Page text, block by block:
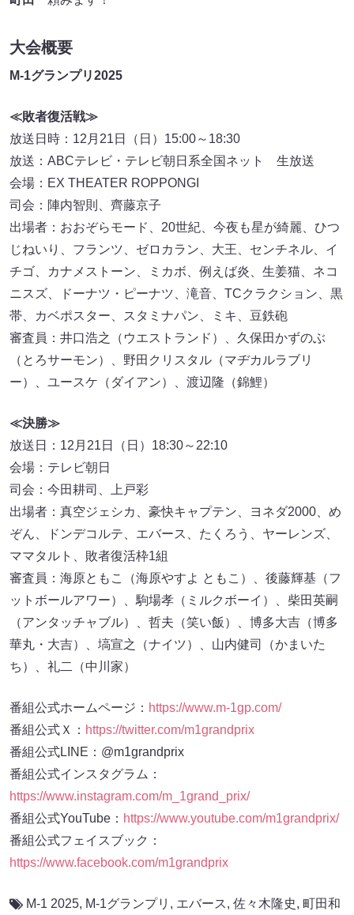
大会概要
M-1グランプリ2025
≪敗者復活戦≫
放送日時：12月21日（日）15:00～18:30
放送：ABCテレビ・テレビ朝日系全国ネット 生放送
会場：EX THEATER ROPPONGI
司会：陣内智則、齊藤京子
出場者：おおぞらモード、20世紀、今夜も星が綺麗、ひつ
じねいり、フランツ、ゼロカラン、大王、センチネル、イ
チゴ、カナメストーン、ミカボ、例えば炎、生姜猫、ネコ
ニスズ、ドーナツ・ピーナツ、滝音、TCクラクション、黒
帯、カベポスター、スタミナパン、ミキ、豆鉄砲
審査員：井口浩之（ウエストランド）、久保田かずのぶ
（とろサーモン）、野田クリスタル（マヂカルラブリ
ー）、ユースケ（ダイアン）、渡辺隆（錦鯉）
≪決勝≫
放送日：12月21日（日）18:30～22:10
会場：テレビ朝日
司会：今田耕司、上戸彩
出場者：真空ジェシカ、豪快キャプテン、ヨネダ2000、め
ぞん、ドンデコルテ、エバース、たくろう、ヤーレンズ、
ママタルト、敗者復活枠1組
審査員：海原ともこ（海原やすよ ともこ）、後藤輝基（フ
ットボールアワー）、駒場孝（ミルクボーイ）、柴田英嗣
（アンタッチャブル）、哲夫（笑い飯）、博多大吉（博多
華丸・大吉）、塙宣之（ナイツ）、山内健司（かまいた
ち）、礼二（中川家）
番組公式ホームページ： https://www.m-1gp.com/
番組公式Ｘ： https://twitter.com/m1grandprix
番組公式LINE：@m1grandprix
番組公式インスタグラム：
https://www.instagram.com/m_1grand_prix/
番組公式YouTube： https://www.youtube.com/m1grandprix/
番組公式フェイスブック：
https://www.facebook.com/m1grandprix
M-1 2025, M-1グランプリ , エバース, 佐々木隆史, 町田和